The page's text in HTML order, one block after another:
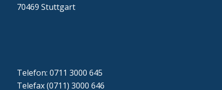
70469 Stuttgart
Telefon: 0711 3000 645
Telefax (0711) 3000 646